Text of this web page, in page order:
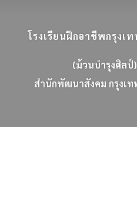
โรงเรียนฝึกอาชีพกรุงเ
(ม้วนบำรุงศิลป์)
สนกพฒนาสงคม กรงเท